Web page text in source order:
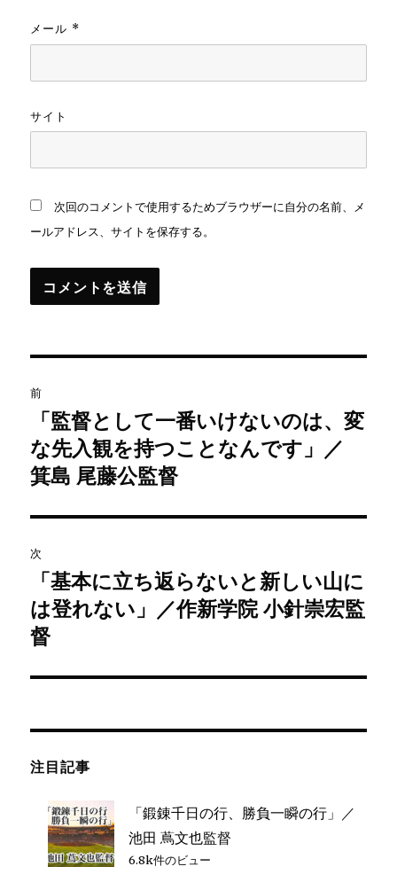
メール *
サイト
次回のコメントで使用するためブラウザーに自分の名前、メ
ールアドレス、サイトを保存する。
稿
ナ
ビ
ゲ
ー
シ
ョ
ン
前
過
去
の
投
稿:
「監督として一番いけないのは、変
な先入観を持つことなんです」／
箕島 尾藤公監督
次
次
の
投
稿:
「基本に立ち返らないと新しい山に
は登れない」／作新学院 小針崇宏監
督
注目記事
「鍛錬千日の行、勝負一瞬の行」／
池田 蔦文也監督
6.8k件のビュー